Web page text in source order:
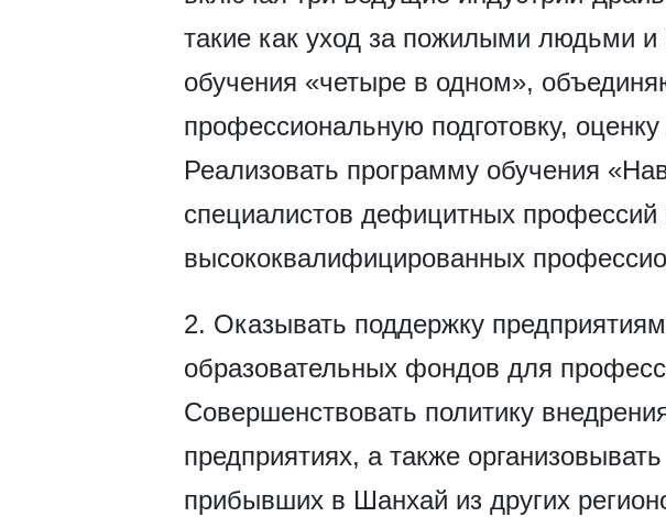
такие как уход за пожилыми людьми
обучения «четыре в одном»,
профессиональную подготовку,
Реализовать программу обучения
специалистов дефицитных
высококвалифицированных
2. Оказывать поддержку
образовательных фондов для
Совершенствовать политику
предприятиях, а также
прибывших в Шанхай из других